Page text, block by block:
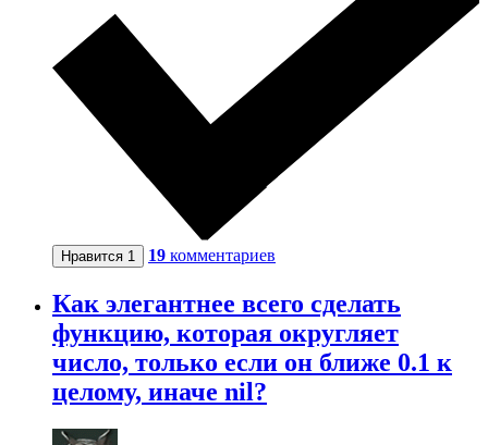
Нравится 1 19 комментариев
Как элегантнее всего сделать
функцию, которая округляет
число, только если он ближе 0.1 к
целому, иначе nil?